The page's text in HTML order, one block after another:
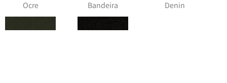
Ocre Bandeira Denin